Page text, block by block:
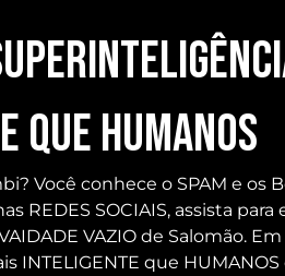
que HUMANOS
Você conhece o SPAM e os
REDES SOCIAIS, assista
VAZIO de Salomão. Em
INTELIGENTE que